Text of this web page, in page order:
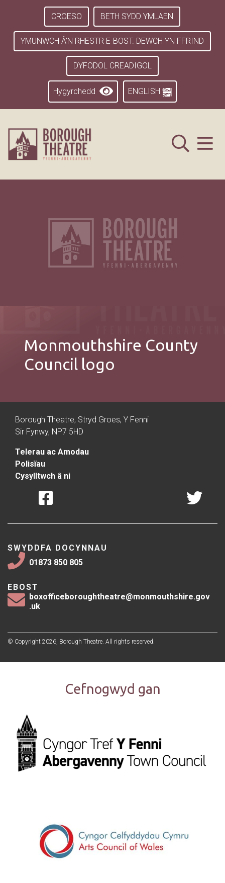
CROESO BETH SYDD YMLAEN
YMUNWCH Â’N RHESTR E-BOST. DEWCH YN FFRIND
DYFODOL CREADIGOL
Hygyrchedd ENGLISH
Monmouthshire County
Council logo
Borough Theatre, Stryd Groes, Y Fenni
Sir Fynwy, NP7 5HD
Telerau ac Amodau
Polisïau
Cysylltwch â ni
SWYDDFA DOCYNNAU
01873 850 805
EBOST
boxofficeboroughtheatre@monmouthshire.gov
.uk
© Copyright 2026, Borough Theatre. All rights reserved.
Cefnogwyd gan